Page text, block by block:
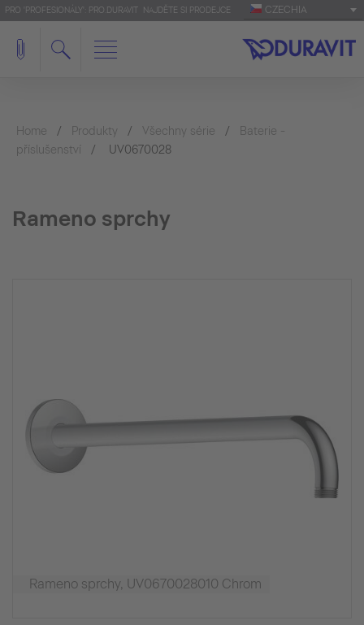
PRO 'PROFESIONÁLY': PRO.DURAVIT NAJDĚTE SI PRODEJCE CZECHIA
Home Produkty Všechny série
Baterie -
příslušenství
UV0670028
Rameno sprchy
Rameno sprchy, UV0670028010 Chrom